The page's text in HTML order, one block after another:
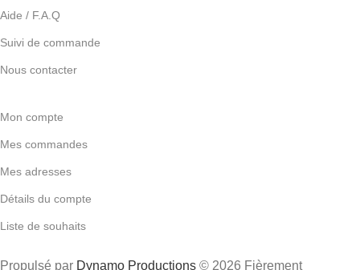
Aide / F.A.Q
Suivi de commande
Nous contacter
Mon compte
Mes commandes
Mes adresses
Détails du compte
Liste de souhaits
Propulsé par Dynamo Productions © 2026 Fièrement